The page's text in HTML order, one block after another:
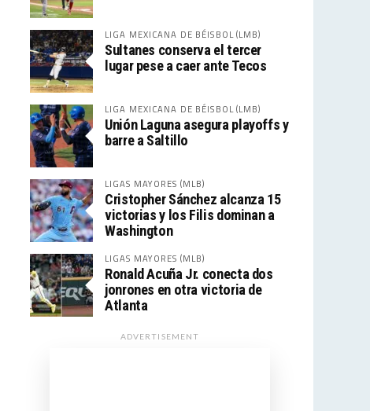
LIGA MEXICANA DE BÉISBOL (LMB)
Sultanes conserva el tercer
lugar pese a caer ante Tecos
LIGA MEXICANA DE BÉISBOL (LMB)
Unión Laguna asegura playoffs y
barre a Saltillo
LIGAS MAYORES (MLB)
Cristopher Sánchez alcanza 15
victorias y los Filis dominan a
Washington
LIGAS MAYORES (MLB)
Ronald Acuña Jr. conecta dos
jonrones en otra victoria de
Atlanta
ADVERTISEMENT